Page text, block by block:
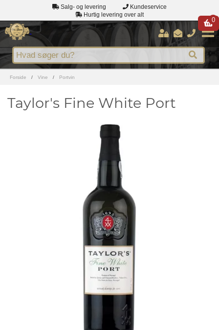
Salg- og levering
Kundeservice
Hurtig levering over alt
0
Forside / Vine / Portvin
Taylor's Fine White Port